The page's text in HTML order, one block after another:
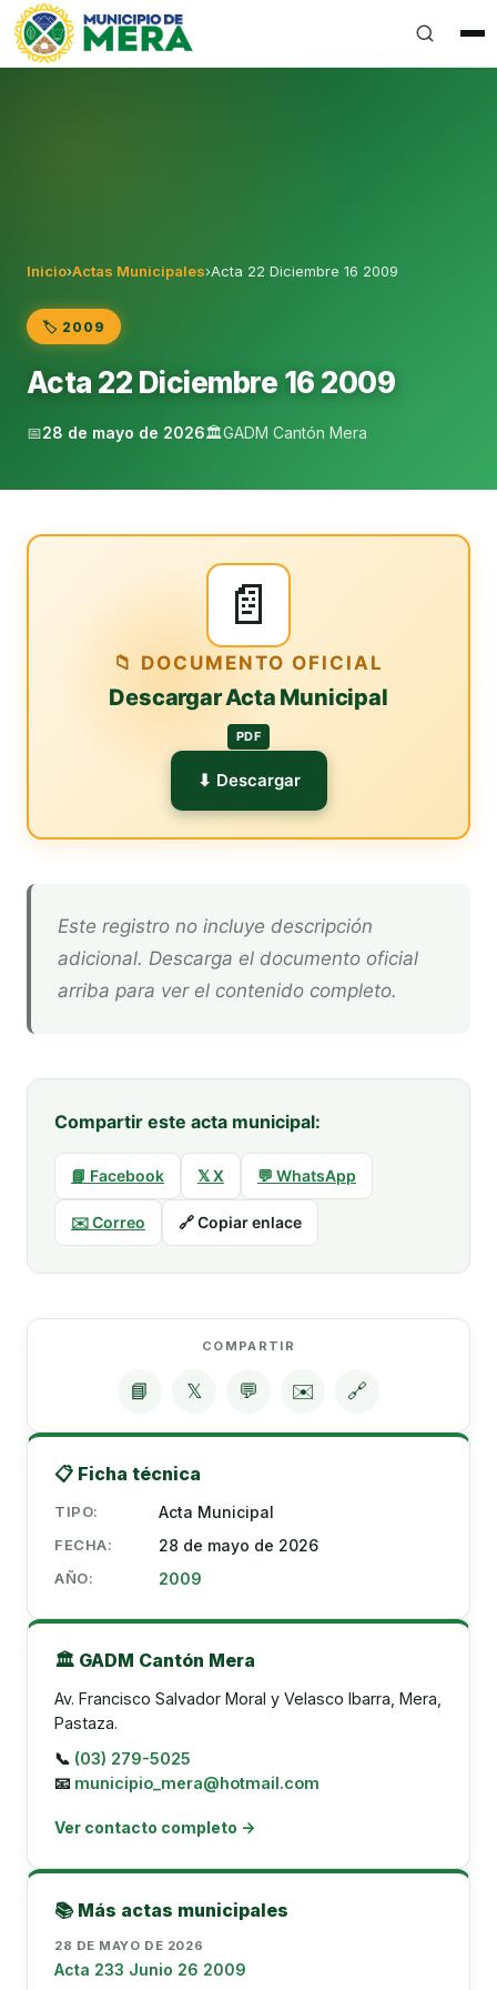
Gobierno Autónomo Descentralizado Municipal del
Inicio›Actas Municipales›Acta 22 Diciembre 16 2009
🏷️ 2009
Acta 22 Diciembre 16 2009
📅28 de mayo de 2026🏛️GADM Cantón Mera
📄
📁 DOCUMENTO OFICIAL
Descargar Acta Municipal
PDF
⬇ Descargar
Este registro no incluye descripción
adicional. Descarga el documento oficial
arriba para ver el contenido completo.
Compartir este acta municipal:
📘 Facebook 𝕏 X 💬 WhatsApp
✉️ Correo 🔗 Copiar enlace
COMPARTIR
📘 𝕏 💬 ✉️ 🔗
📋 Ficha técnica
TIPO: Acta Municipal
FECHA: 28 de mayo de 2026
AÑO: 2009
🏛️ GADM Cantón Mera
Av. Francisco Salvador Moral y Velasco Ibarra, Mera,
Pastaza.
📞 (03) 279-5025
📧 municipio_mera@hotmail.com
Ver contacto completo →
📚 Más actas municipales
28 DE MAYO DE 2026
Acta 233 Junio 26 2009